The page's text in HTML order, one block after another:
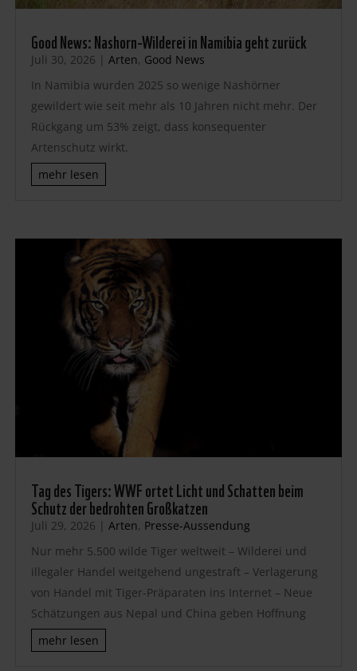
Good News: Nashorn-Wilderei in Namibia geht zurück
Juli 30, 2026 | Arten, Good News
In Namibia wurden 2025 so wenige Nashörner
gewildert wie seit mehr als 10 Jahren nicht mehr. Der
Rückgang um 53% zeigt, dass konsequenter
Artenschutz wirkt.
mehr lesen
Tag des Tigers: WWF ortet Licht und Schatten beim
Schutz der bedrohten Großkatzen
Juli 29, 2026 | Arten, Presse-Aussendung
Nur mehr 5.500 wilde Tiger weltweit – Wilderei und
illegaler Handel weitgehend ungestraft – Verlagerung
von Handel mit Tiger-Präparaten ins Internet – Neue
Schätzungen aus Nepal und China geben Hoffnung
mehr lesen